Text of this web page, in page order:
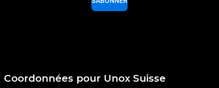
Coordonnées pour Unox Suisse